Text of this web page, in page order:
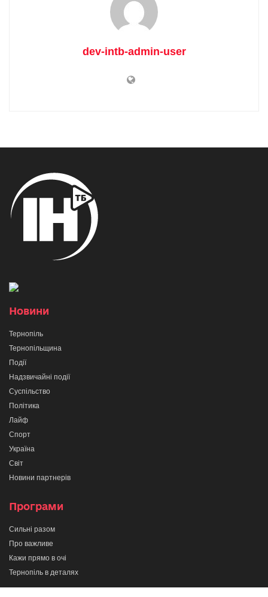
dev-intb-admin-user
Новини
Тернопіль
Тернопільщина
Події
Надзвичайні події
Суспільство
Політика
Лайф
Спорт
Україна
Світ
Новини партнерів
Програми
Сильні разом
Про важливе
Кажи прямо в очі
Тернопіль в деталях